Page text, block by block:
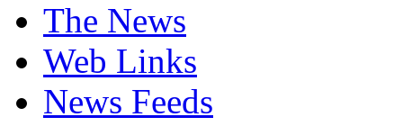
The News
Web Links
News Feeds